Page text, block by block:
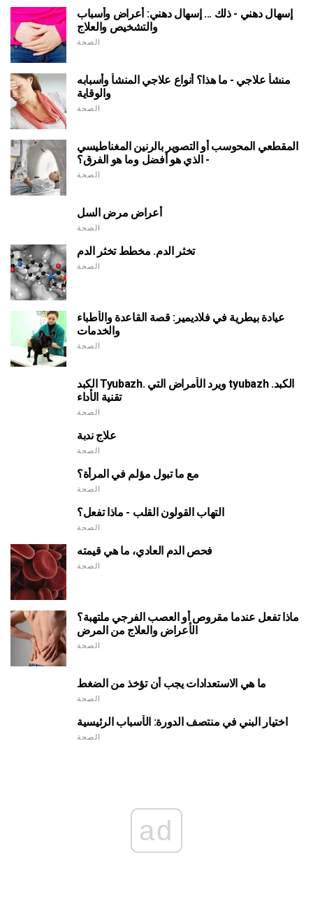
إسهال دهني - ذلك ... إسهال دهني: أعراض وأسباب
والتشخيص والعلاج
الصحة
منشأ علاجي - ما هذا؟ أنواع علاجي المنشأ وأسبابه
والوقاية
الصحة
المقطعي المحوسب أو التصوير بالرنين المغناطيسي
- الذي هو أفضل وما هو الفرق؟
الصحة
أعراض مرض السل
الصحة
تخثر الدم. مخطط تخثر الدم
الصحة
عيادة بيطرية في فلاديمير: قصة القاعدة والأطباء
والخدمات
الصحة
الكبد Tyubazh. ويرد الأمراض التي tyubazh الكبد.
تقنية الأداء
الصحة
علاج ندبة
الصحة
مع ما تبول مؤلم في المرأة؟
الصحة
التهاب القولون القلب - ماذا تفعل؟
الصحة
فحص الدم العادي، ما هي قيمته
الصحة
ماذا تفعل عندما مقروص أو العصب الفرجي ملتهبة؟
الأعراض والعلاج من المرض
الصحة
ما هي الاستعدادات يجب أن تؤخذ من الضغط
الصحة
اختيار البني في منتصف الدورة: الأسباب الرئيسية
الصحة
ad